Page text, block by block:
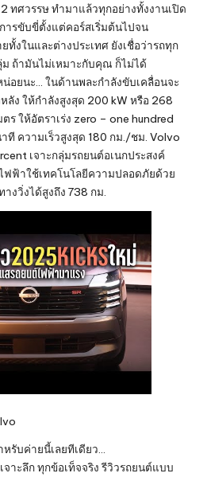
ทศวรรษ ทำมาแล้วทุกอย่างทั้งงานเปิด
ารขับขี่ตั้งแต่คอร์สเริ่มต้นไปจน
งในและต่างประเทศ ยังเชื่อว่ารถทุก
ถ้ามันไม่เหมาะกับคุณ ก็ไม่ได้
อยนะ… ในด้านพละกำลังขับเคลื่อนจะ
ลัง ให้กำลังสูงสุด 200 kW หรือ 268
ร ให้อัตราเร่ง zero – one hundred
ที ความเร็วสูงสุด 180 กม./ชม. Volvo
เจาะกลุ่มรถยนต์อเนกประสงค์
ฟฟ้าใช้เทคโนโลยีความปลอดภัยด้วย
งวิ่งได้สูงถึง 738 กม.
รับค่ายนี้เลยทีเดียว…
าะลึก ทุกข้อเท็จจริง รีวิวรถยนต์แบบ